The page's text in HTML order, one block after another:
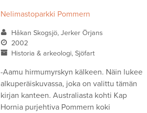
Nelimastoparkki Pommern
Håkan Skogsjö, Jerker Örjans
2002
Historia & arkeologi, Sjöfart
-Aamu hirmumyrskyn kälkeen. Näin lukee
alkuperäiskuvassa, joka on valittu tämän
kirjan kanteen. Australiasta kohti Kap
Hornia purjehtiva Pommern koki